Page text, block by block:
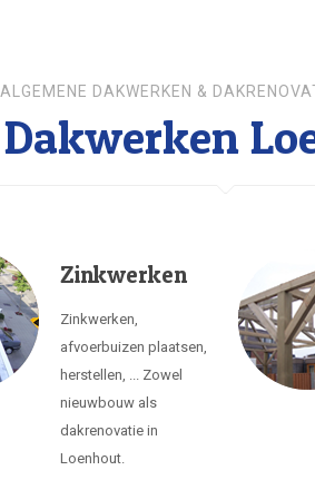
ALGEMENE DAKWERKEN &
Dakwerken
Zinkwerken
Zinkwerken,
afvoerbuizen plaatsen,
herstellen, ... Zowel
nieuwbouw als
dakrenovatie in
Loenhout.